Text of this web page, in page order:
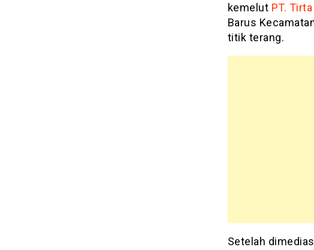
kemelut PT.
Barus
titik terang.
Setelah